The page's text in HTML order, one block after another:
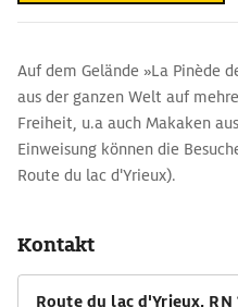
Auf dem Gelände »La Pinède
aus der ganzen Welt auf
Freiheit, u.a auch Makaken
Einweisung können die
Route du lac d'Yrieux).
Kontakt
Route du lac d'Yrieux, RN